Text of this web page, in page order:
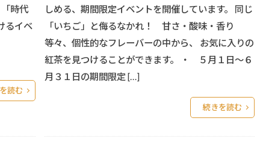
時代
るイベ
読む
しめる、期間限定イベントを開催しています。 同じ
「いちご」と侮るなかれ！ 甘さ・酸味・香り
等々、個性的なフレーバーの中から、 お気に入りの
紅茶を見つけることができます。 ・ ５月１日～６
月３１日の期間限定 […]
続きを読む